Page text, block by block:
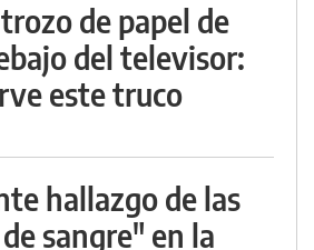
de papel de
del televisor:
este truco
hallazgo de las
sangre" en la